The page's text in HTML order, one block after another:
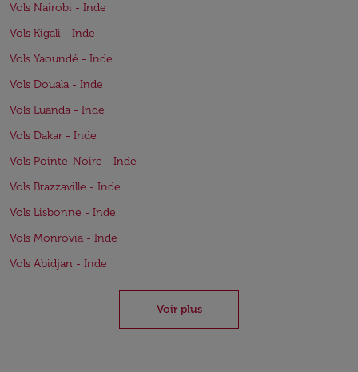
Vols Nairobi - Inde
Vols Kigali - Inde
Vols Yaoundé - Inde
Vols Douala - Inde
Vols Luanda - Inde
Vols Dakar - Inde
Vols Pointe-Noire - Inde
Vols Brazzaville - Inde
Vols Lisbonne - Inde
Vols Monrovia - Inde
Vols Abidjan - Inde
Voir plus